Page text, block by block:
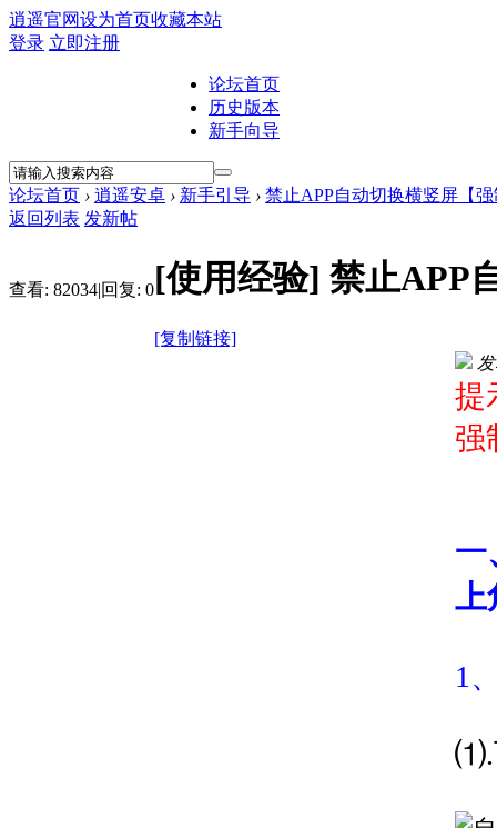
逍遥官网设为首页收藏本站
登录 立即注册
论坛首页
历史版本
新手向导
论坛首页 › 逍遥安卓 › 新手引导 › 禁止APP自动切换横竖屏【
返回列表 发新帖
查看: 82034|回复: 0[使用经验] 禁止APP
[复制链接]
提
强
一
上
1
⑴.